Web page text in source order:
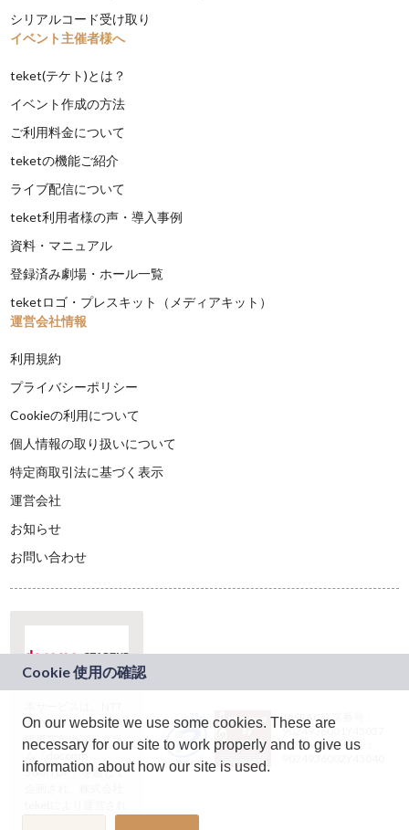
シリアルコード受け取り
イベント主催者様へ
teket(テケト)とは？
イベント作成の方法
ご利用料金について
teketの機能ご紹介
ライブ配信について
teket利用者様の声・導入事例
資料・マニュアル
登録済み劇場・ホール一覧
teketロゴ・プレスキット（メディアキット）
運営会社情報
利用規約
プライバシーポリシー
Cookieの利用について
個人情報の取り扱いについて
特定商取引法に基づく表示
運営会社
お知らせ
お問い合わせ
ドコモグループの新
規事業創出プログラ
ム「docomo
STARTUP」を通じて
JASRAC許諾番号：
9024936001Y45037
JASRAC許諾番号：
On our website we use some cookies. These are
necessary for our site to work properly and to give us
information about how our site is used.